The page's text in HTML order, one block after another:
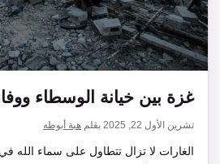
غزة بين خيانة الوسطاء
تشرين الأول 22, 2025 بقلم هبة أبوطه
الغارات لا تزال تتطاول على سماء الله